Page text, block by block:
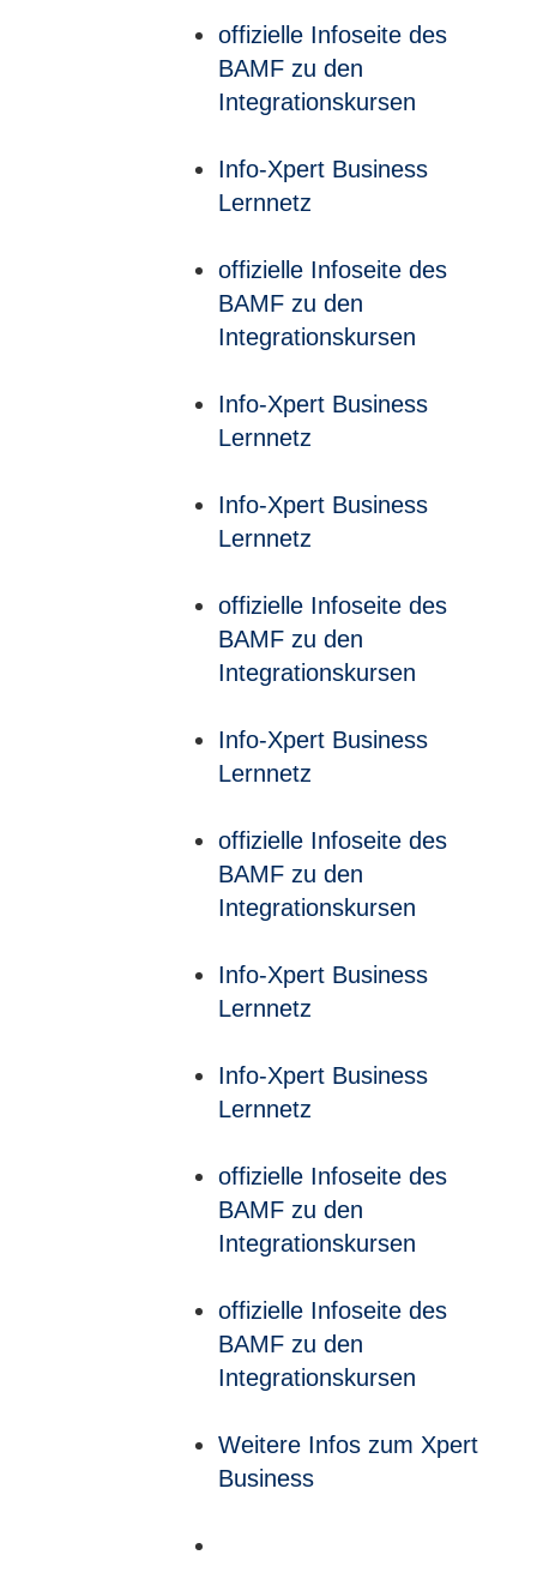
offizielle Infoseite des
BAMF zu den
Integrationskursen
Info-Xpert Business
Lernnetz
offizielle Infoseite des
BAMF zu den
Integrationskursen
Info-Xpert Business
Lernnetz
Info-Xpert Business
Lernnetz
offizielle Infoseite des
BAMF zu den
Integrationskursen
Info-Xpert Business
Lernnetz
offizielle Infoseite des
BAMF zu den
Integrationskursen
Info-Xpert Business
Lernnetz
Info-Xpert Business
Lernnetz
offizielle Infoseite des
BAMF zu den
Integrationskursen
offizielle Infoseite des
BAMF zu den
Integrationskursen
Weitere Infos zum Xpert
Business